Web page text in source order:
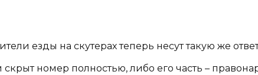
езды на скутерах теперь несут такую же
скрыт номер полностью, либо его часть –